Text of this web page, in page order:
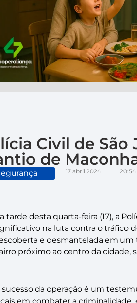
Civil de
de
17 abril 2024 20:54
tarde desta quarta-feira (17), a
na luta contra o tráfico
e desmantelada em um
próximo ao centro da cidade,
sucesso da operação é um
em combater a